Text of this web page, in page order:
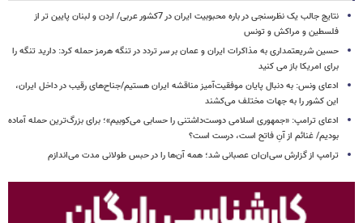
نتایج جالب یک نظرسنجی در باره محبوبیت ایران در 7کشور عربی/ اردن و لبنان پایین تر از
فلسطین و مراکش و تونس
حسین شریعتمداری به مذاکرات ایران و عمان بر سر تردد در تنگه هرمز حمله کرد: دارید تنگه را
برای امریکا باز می کنید
ادعای ونس: به دنبال پایان موفقیت‌آمیز مناقشه ایران هستیم/جناح‌های رقیب در داخل ایران،
این کشور را به جهات مختلف می‌کشند
ادعای ترامپ: «جمهوری اسلامی دوست‌داشتنی را حسابی می‌کوبیم»؛ برای بزرگ‌ترین حمله آماده
بودیم/ غنائم از آنِ فاتح است، درست است؟
ترامپ از گزارش سی‌ان‌ان عصبانی شد؛ همه آن‌ها را در حبس طولانی مدت می‌اندازم